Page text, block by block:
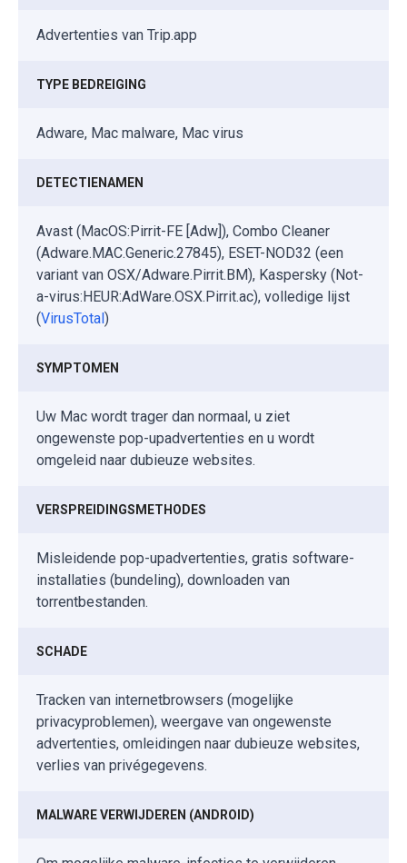
Advertenties van Trip.app
TYPE BEDREIGING
Adware, Mac malware, Mac virus
DETECTIENAMEN
Avast (MacOS:Pirrit-FE [Adw]), Combo Cleaner
(Adware.MAC.Generic.27845), ESET-NOD32 (een
variant van OSX/Adware.Pirrit.BM), Kaspersky (Not-
a-virus:HEUR:AdWare.OSX.Pirrit.ac), volledige lijst
(VirusTotal)
SYMPTOMEN
Uw Mac wordt trager dan normaal, u ziet
ongewenste pop-upadvertenties en u wordt
omgeleid naar dubieuze websites.
VERSPREIDINGSMETHODES
Misleidende pop-upadvertenties, gratis software-
installaties (bundeling), downloaden van
torrentbestanden.
SCHADE
Tracken van internetbrowsers (mogelijke
privacyproblemen), weergave van ongewenste
advertenties, omleidingen naar dubieuze websites,
verlies van privégegevens.
MALWARE VERWIJDEREN (ANDROID)